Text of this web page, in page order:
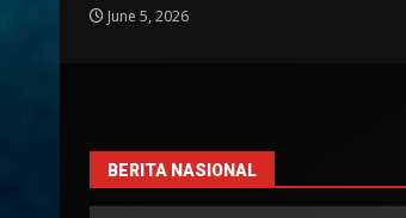
June 5, 2026
BERITA NASIONAL